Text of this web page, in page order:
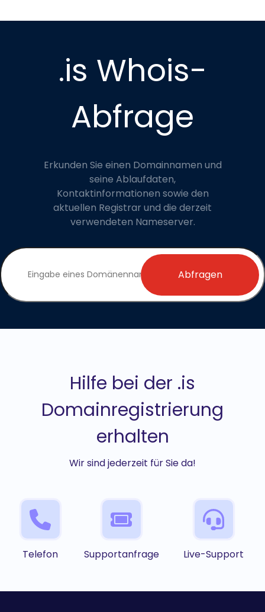
.is Whois-
Abfrage
Erkunden Sie einen Domainnamen und
seine Ablaufdaten,
Kontaktinformationen sowie den
aktuellen Registrar und die derzeit
verwendeten Nameserver.
Abfragen
Hilfe bei der .is
Domainregistrierung
erhalten
Wir sind jederzeit für Sie da!
Telefon Supportanfrage Live-Support